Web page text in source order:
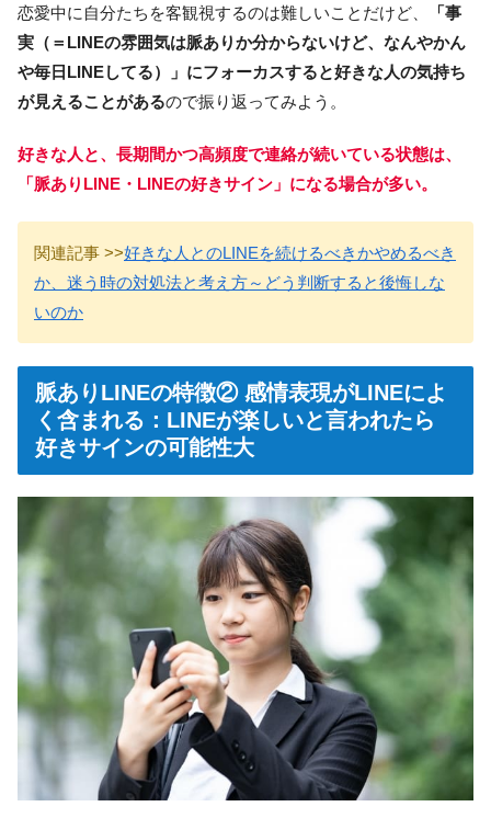
恋愛中に自分たちを客観視するのは難しいことだけど、
「事
実（＝LINEの雰囲気は脈ありか分からないけど、なんやかん
や毎日LINEしてる）」にフォーカスすると好きな人の気持ち
が見えることがあるので振り返ってみよう。
好きな人と、長期間かつ高頻度で連絡が続いている状態は、
「脈ありLINE・LINEの好きサイン」になる場合が多い。
関連記事 >>好きな人とのLINEを続けるべきかやめるべき
か、迷う時の対処法と考え方～どう判断すると後悔しな
いのか
脈ありLINEの特徴② 感情表現がLINEによ
く含まれる：LINEが楽しいと言われたら
好きサインの可能性大